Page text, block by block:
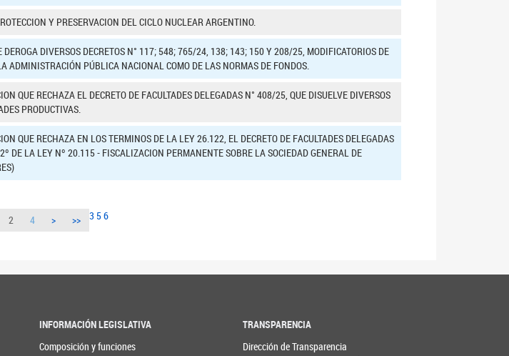
Y PRESERVACION DEL CICLO NUCLEAR ARGENTINO.
DEROGA DIVERSOS DECRETOS N° 117; 548; 765/24, 138; 143; 150 Y 208/25, MODIFICATORIOS DE
ADMINISTRACIÓN PÚBLICA NACIONAL COMO DE LAS NORMAS DE FONDOS.
QUE RECHAZA EL DECRETO DE FACULTADES DELEGADAS N° 408/25, QUE DISUELVE DIVERSOS
PRODUCTIVAS.
QUE RECHAZA EN LOS TERMINOS DE LA LEY 26.122, EL DECRETO DE FACULTADES DELEGADAS
DE LA LEY Nº 20.115 - FISCALIZACION PERMANENTE SOBRE LA SOCIEDAD GENERAL DE
2 3
4 56
> >>
INFORMACIÓN LEGISLATIVA
Composición y funciones
TRANSPARENCIA
Dirección de Transparencia